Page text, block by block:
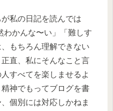
私の日記を読んでは
わかんな〜い」「難しす
もちろん理解できない
直、私にそんなこと言
すべてを楽しませるよ
神でもってブログを書
個別には対応しかねま